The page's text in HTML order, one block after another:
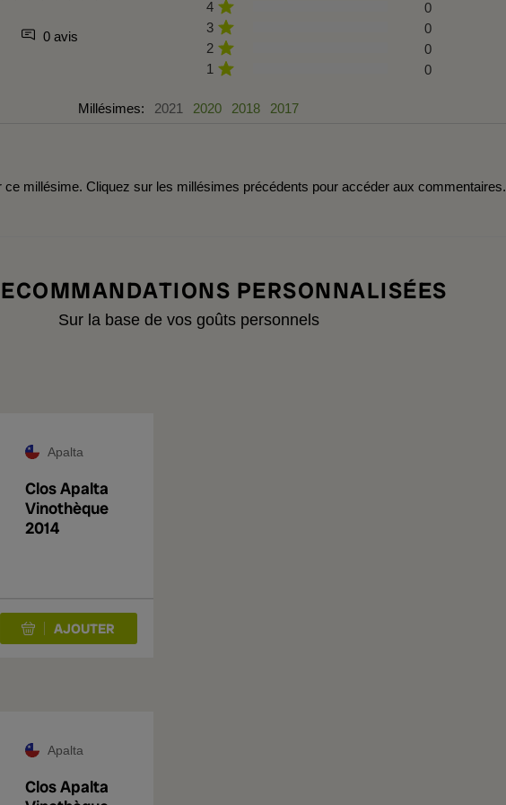
0 avis
4
0
3
0
2
0
1
0
Millésimes: 2021 2020 2018 2017
millésime. Cliquez sur les millésimes précédents pour accéder aux commentaires.
PERSONNALISÉES
Sur la base de vos goûts personnels
Apalta
Clos Apalta
Vinothèque
2014
Apalta
Clos Apalta